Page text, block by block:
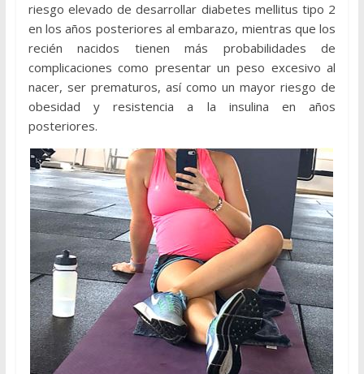
riesgo elevado de desarrollar diabetes mellitus tipo 2
en los años posteriores al embarazo, mientras que los
recién nacidos tienen más probabilidades de
complicaciones como presentar un peso excesivo al
nacer, ser prematuros, así como un mayor riesgo de
obesidad y resistencia a la insulina en años
posteriores.